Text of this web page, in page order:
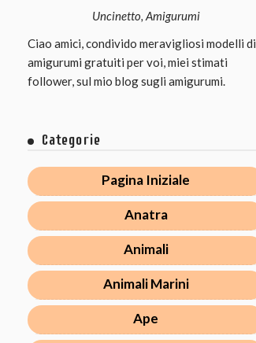
Uncinetto, Amigurumi
Ciao amici, condivido meravigliosi modelli di
amigurumi gratuiti per voi, miei stimati
follower, sul mio blog sugli amigurumi.
Categorie
Pagina Iniziale
Anatra
Animali
Animali Marini
Ape